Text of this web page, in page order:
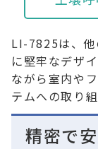
LI-7825は、他
に堅牢なデザ
ながら室内や
テムへの取り
精密で